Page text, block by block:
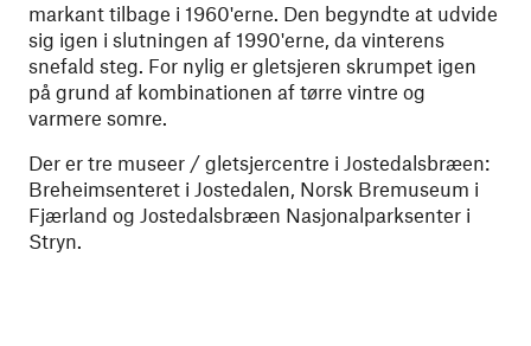
markant tilbage i 1960'erne. Den begyndte at udvide
sig igen i slutningen af ​​1990'erne, da vinterens
snefald steg. For nylig er gletsjeren skrumpet igen
på grund af kombinationen af ​​tørre vintre og
varmere somre.
Der er tre museer / gletsjercentre i Jostedalsbræen:
Breheimsenteret i Jostedalen, Norsk Bremuseum i
Fjærland og Jostedalsbræen Nasjonalparksenter i
Stryn.